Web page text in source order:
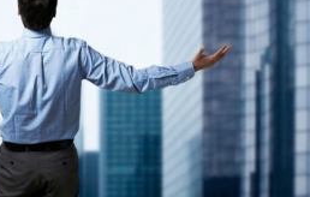
דוגמאות לעבודות
לקוחות – משרד יחסי ציבור
חדר חדשות